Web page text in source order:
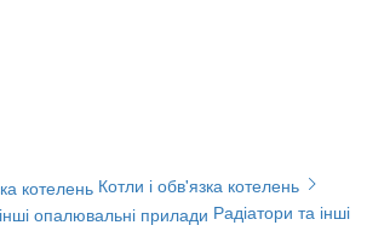
Котли і обв'язка котелень
Радіатори та інші